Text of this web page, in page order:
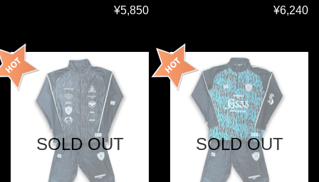
¥5,850 ¥6,240
SOLD OUT SOLD OUT